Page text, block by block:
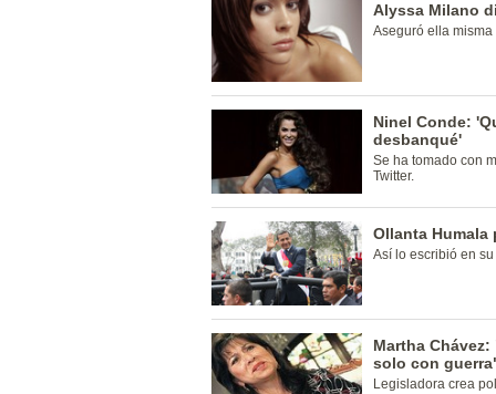
Alyssa Milano
Aseguró ella misma
Ninel Conde:
desbanqué'
Se ha tomado con
Twitter.
Ollanta Humala
Así lo escribió en
Martha
solo con
Legisladora crea